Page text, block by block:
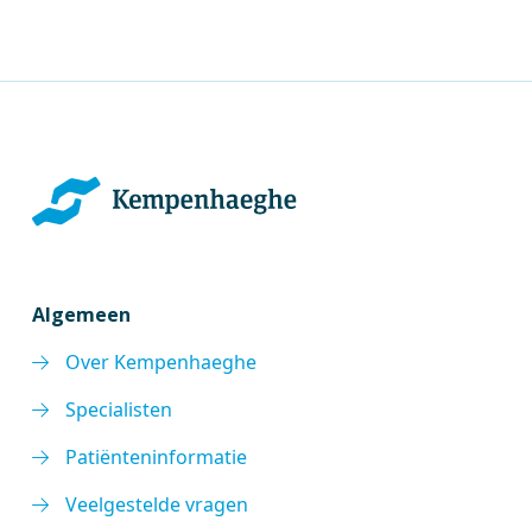
Algemeen
Over Kempenhaeghe
Specialisten
Patiënteninformatie
Veelgestelde vragen